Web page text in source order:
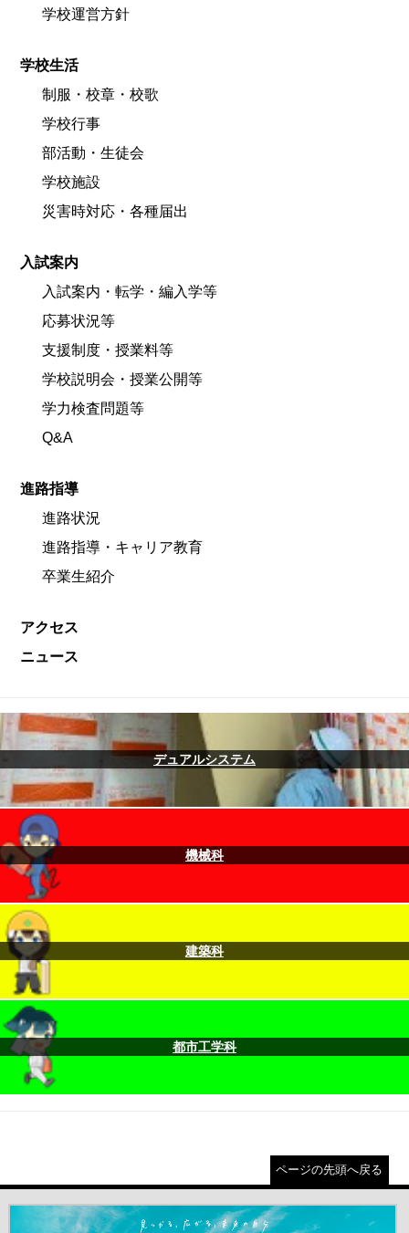
学校運営方針
学校生活
制服・校章・校歌
学校行事
部活動・生徒会
学校施設
災害時対応・各種届出
入試案内
入試案内・転学・編入学等
応募状況等
支援制度・授業料等
学校説明会・授業公開等
学力検査問題等
Q&A
進路指導
進路状況
進路指導・キャリア教育
卒業生紹介
アクセス
ニュース
デュアルシステム
機械科
建築科
都市工学科
ページの先頭へ戻る
＃だから都立高（別ウインドウが開きます）